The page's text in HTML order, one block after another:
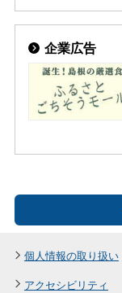
企業広告
個人情報の取り扱い
アクセシビリティ